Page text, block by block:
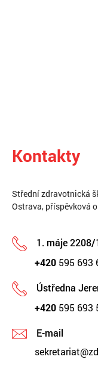
Kontakty
Střední zdravotnická
Ostrava, příspěvková
1. máje 2208/
+420 595 693
Ústředna
+420 595 693
E-mail